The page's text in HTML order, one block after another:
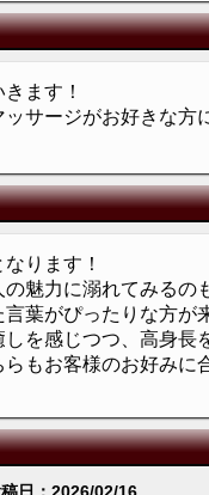
ます！
サージがお好きな方
ります！
魅力に溺れてみるの
葉がぴったりな方が
を感じつつ、高身長
もお客様のお好みに
日：2026/02/16